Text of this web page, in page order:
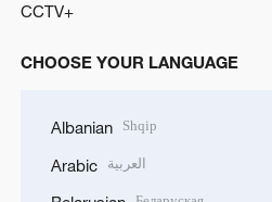
CCTV+
CHOOSE YOUR LANGUAGE
Albanian Shqip
Arabic العربية